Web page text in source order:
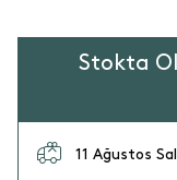
Stokta
11 Ağustos